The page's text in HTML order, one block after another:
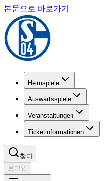
본문으로 바로가기
Heimspiele
Auswärtsspiele
Veranstaltungen
Ticketinformationen
찾다
로그인